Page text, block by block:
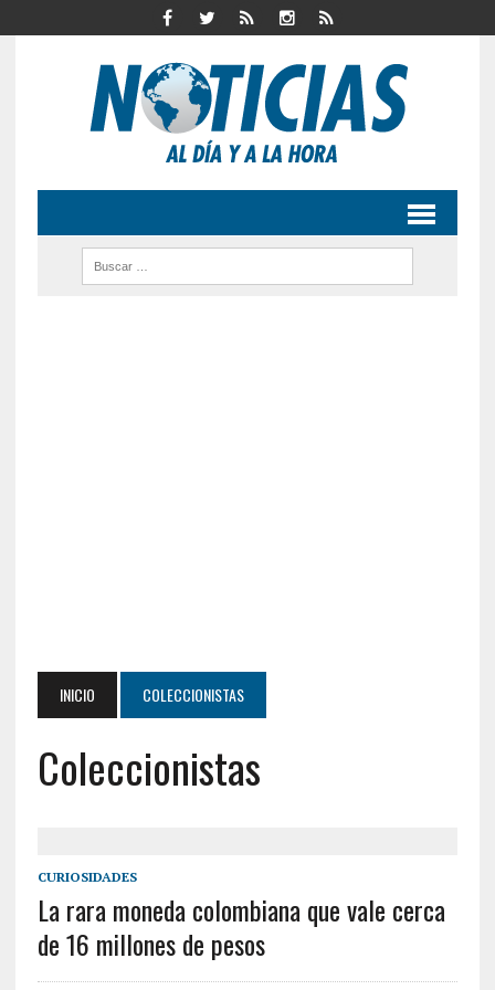
INICIO COLECCIONISTAS
Coleccionistas
CURIOSIDADES
La rara moneda colombiana que vale cerca
de 16 millones de pesos